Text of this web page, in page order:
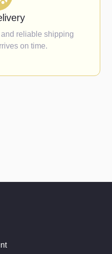
reliable shipping
on time.